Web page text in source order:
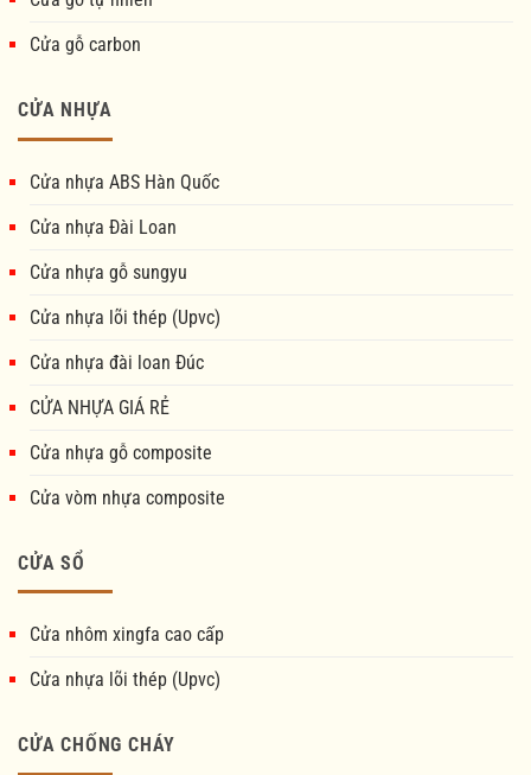
Cửa gỗ carbon
CỬA NHỰA
Cửa nhựa ABS Hàn Quốc
Cửa nhựa Đài Loan
Cửa nhựa gỗ sungyu
Cửa nhựa lõi thép (Upvc)
Cửa nhựa đài loan Đúc
CỬA NHỰA GIÁ RẺ
Cửa nhựa gỗ composite
Cửa vòm nhựa composite
CỬA SỔ
Cửa nhôm xingfa cao cấp
Cửa nhựa lõi thép (Upvc)
CỬA CHỐNG CHÁY